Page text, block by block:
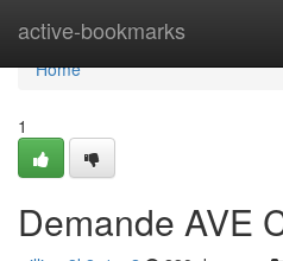
active-bookmarks
Home
Home
1
Demande AVE